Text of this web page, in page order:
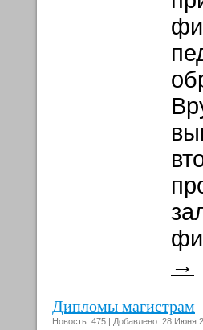
→
Дипломы магистрам
Новость: 475 | Добавлено: 28 Июня